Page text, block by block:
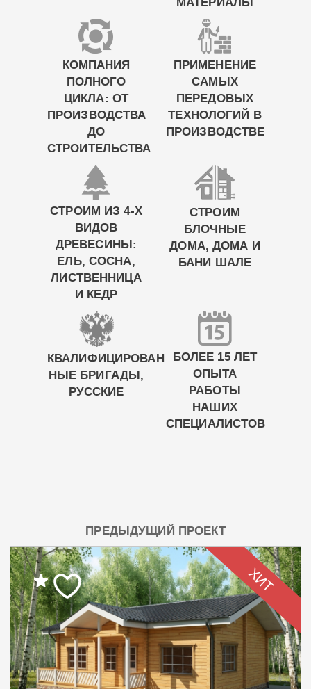
КОМПАНИЯ
ПОЛНОГО
ЦИКЛА: ОТ
ПРОИЗВОДСТВА
ДО
СТРОИТЕЛЬСТВА
ПРИМЕНЕНИЕ
САМЫХ
ПЕРЕДОВЫХ
ТЕХНОЛОГИЙ В
ПРОИЗВОДСТВЕ
СТРОИМ ИЗ 4-Х
ВИДОВ
ДРЕВЕСИНЫ:
ЕЛЬ, СОСНА,
ЛИСТВЕННИЦА
И КЕДР
СТРОИМ
БЛОЧНЫЕ
ДОМА, ДОМА И
БАНИ ШАЛЕ
КВАЛИФИЦИРОВАН
НЫЕ БРИГАДЫ,
РУССКИЕ
БОЛЕЕ 15 ЛЕТ
ОПЫТА
РАБОТЫ
НАШИХ
СПЕЦИАЛИСТОВ
ПРЕДЫДУЩИЙ ПРОЕКТ
ХИТ